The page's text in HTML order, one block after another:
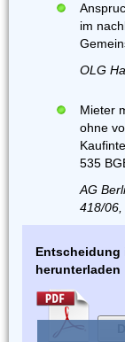
im
OLG
Mieter
ohne
535
AG
418/
Entscheidung
herunterladen